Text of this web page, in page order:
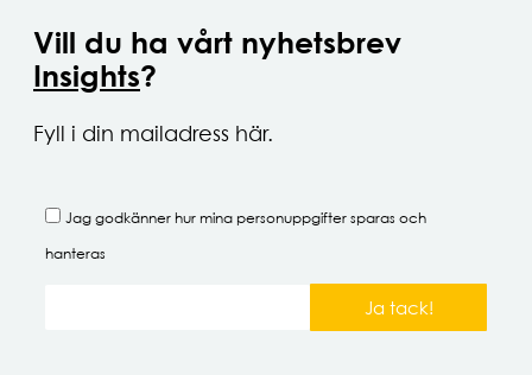
Vill du ha vårt nyhetsbrev
Insights?
Fyll i din mailadress här.
Jag godkänner hur mina personuppgifter sparas och
hanteras
Ja tack!